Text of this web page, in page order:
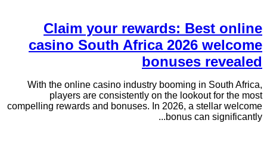
Claim your rewards: Best online
casino South Africa 2026 welcome
bonuses revealed
With the online casino industry booming in South Africa,
players are consistently on the lookout for the most
compelling rewards and bonuses. In 2026, a stellar welcome
bonus can significantly...